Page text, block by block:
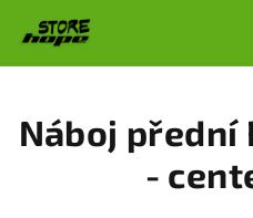
Náboj přední
-